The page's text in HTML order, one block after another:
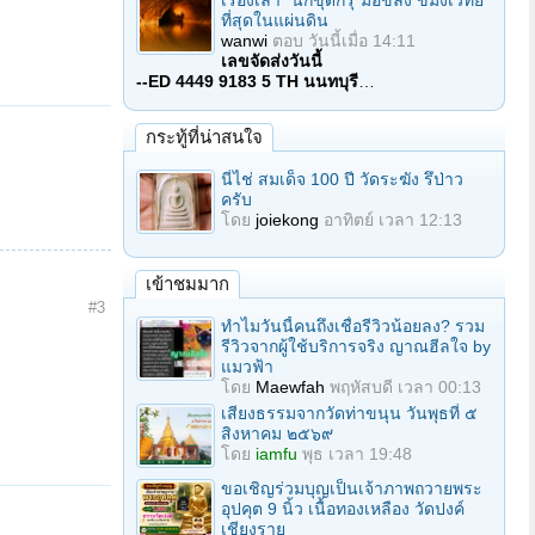
#3
ที่สุดในแผ่นดิน
wanwi ตอบ วันนี้เมื่อ 14:11
เลขจัดส่งวันนี้
--ED 4449 9183 5 TH นนทบุรี
กระทู้ที่น่าสนใจ
นี่ไช่ สมเด็จ 100 ปี วัดระฆัง รึป่าว
ครับ
โดย joiekong อาทิตย์ เวลา 12:13
เข้าชมมาก
ทำไมวันนี้คนถึงเชื่อรีวิวน้อยลง? รวม
รีวิวจากผู้ใช้บริการจริง ญาณฮีลใจ by
แมวฟ้า
โดย Maewfah พฤหัสบดี เวลา 00:13
เสียงธรรมจากวัดท่าขนุน วันพุธที่ ๕
สิงหาคม ๒๕๖๙
โดย iamfu พุธ เวลา 19:48
ขอเชิญร่วมบุญเป็นเจ้าภาพถวายพระ
อุปคุต 9 นิ้ว เนื้อทองเหลือง วัดปงค์
เชียงราย